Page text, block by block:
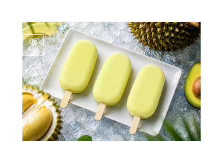
06
Aug